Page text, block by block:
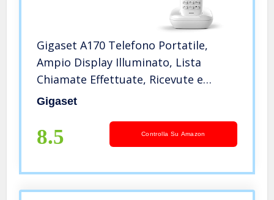
Gigaset A170 Telefono Portatile,
Ampio Display Illuminato, Lista
Chiamate Effettuate, Ricevute e
Perse, Bianco [ITALIA]
Gigaset
8.5 Controlla Su Amazon